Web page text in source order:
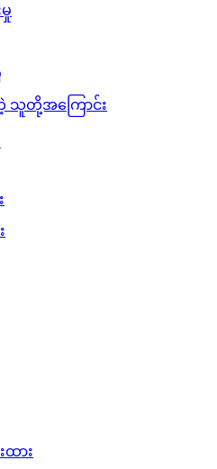
သူတို့အကြောင်း
ား